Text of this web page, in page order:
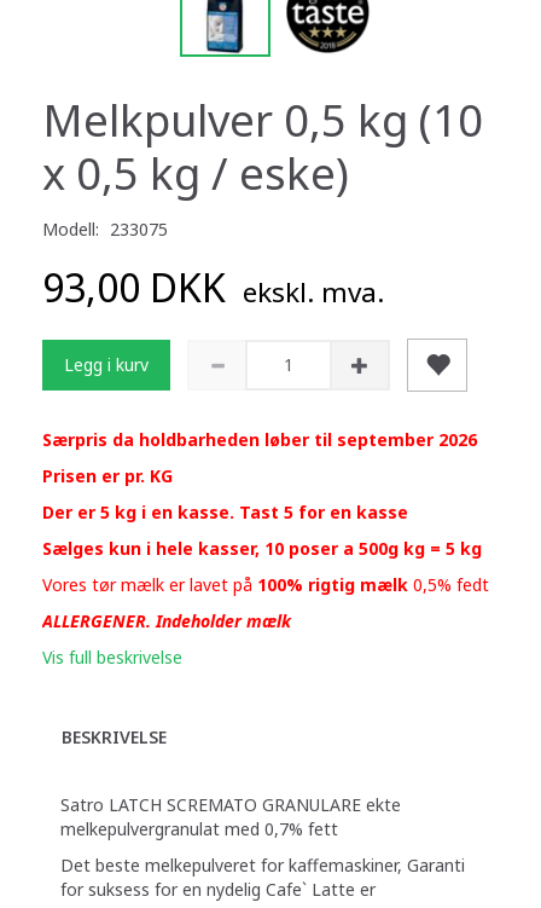
Melkpulver 0,5 kg (10
x 0,5 kg / eske)
Modell: 233075
93,00 DKK ekskl. mva.
Legg i kurv
Særpris da holdbarheden løber til september 2026
Prisen er pr. KG
Der er 5 kg i en kasse. Tast 5 for en kasse
Sælges kun i hele kasser, 10 poser a 500g kg = 5 kg
Vores tør mælk er lavet på 100% rigtig mælk 0,5% fedt
ALLERGENER. Indeholder mælk
Vis full beskrivelse
BESKRIVELSE
Satro LATCH SCREMATO GRANULARE ekte
melkepulvergranulat med 0,7% fett
Det beste melkepulveret for kaffemaskiner, Garanti
for suksess for en nydelig Cafe` Latte er